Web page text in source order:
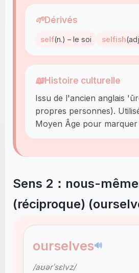
🌱Dérivés
self(n.) – le soi selfish
📖Histoire culturelle
Issu de l'ancien anglais
propres personnes).
Moyen Âge pour
Sens 2：nous-
(réciproque)
ourselves🔊
/aʊərˈsɛlvz/